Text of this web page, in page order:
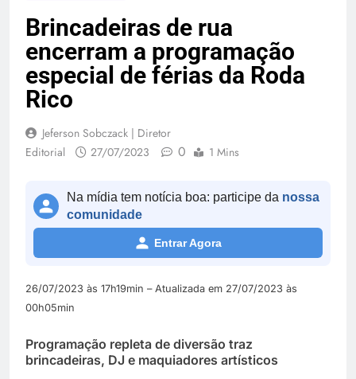
Brincadeiras de rua
encerram a programação
especial de férias da Roda
Rico
Jeferson Sobczack | Diretor
Editorial
27/07/2023 0 1 Mins
Na mídia tem notícia boa: participe da nossa
comunidade
Entrar Agora
26/07/2023 às 17h19min – Atualizada em 27/07/2023 às
00h05min
Programação repleta de diversão traz
brincadeiras, DJ e maquiadores artísticos